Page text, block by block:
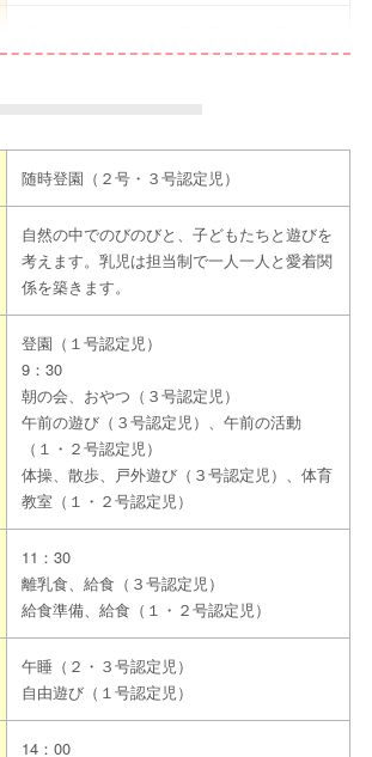
ていただきます。
横尾ゆかり
072-892-1351
yokoo-yukari@chidori.or.jp
https://www.chidori.or.jp/
ここから採用情報に入ってください。
-
※ご連絡の際は「えんみっけ！を見た」とお
伝えください
まずは園見学にお越しください。きっと、一
緒に保育がしたいと思っていただけるはず。
えんみっけ！を見た”とお伝えください〉
随時登園（２号・３号認定児）
自然の中でのびのびと、子どもたちと遊びを
考えます。乳児は担当制で一人一人と愛着関
係を築きます。
登園（１号認定児）
9：30
朝の会、おやつ（３号認定児）
午前の遊び（３号認定児）、午前の活動
（１・２号認定児）
体操、散歩、戸外遊び（３号認定児）、体育
教室（１・２号認定児）
11：30
離乳食、給食（３号認定児）
給食準備、給食（１・２号認定児）
午睡（２・３号認定児）
自由遊び（１号認定児）
14：00